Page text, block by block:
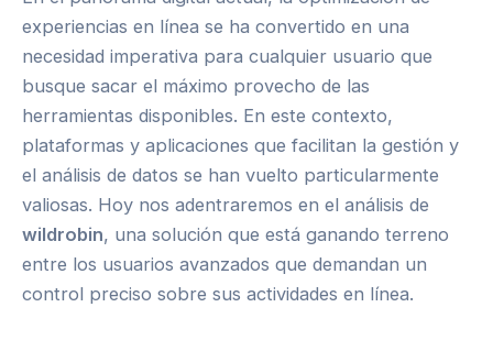
experiencias en línea se ha convertido en una
necesidad imperativa para cualquier usuario que
busque sacar el máximo provecho de las
herramientas disponibles. En este contexto,
plataformas y aplicaciones que facilitan la gestión y
el análisis de datos se han vuelto particularmente
valiosas. Hoy nos adentraremos en el análisis de
wildrobin, una solución que está ganando terreno
entre los usuarios avanzados que demandan un
control preciso sobre sus actividades en línea.